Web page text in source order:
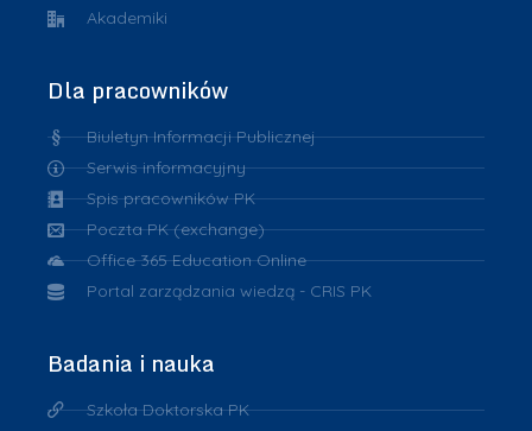
Akademiki
Dla pracowników
Biuletyn Informacji Publicznej
Serwis informacyjny
Spis pracowników PK
Poczta PK (exchange)
Office 365 Education Online
Portal zarządzania wiedzą - CRIS PK
Badania i nauka
Szkoła Doktorska PK